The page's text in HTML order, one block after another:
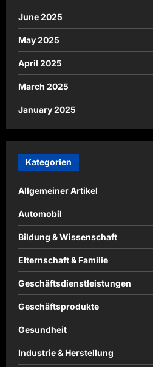
June 2025
May 2025
April 2025
March 2025
January 2025
Kategorien
Allgemeiner Artikel
Automobil
Bildung & Wissenschaft
Elternschaft & Familie
Geschäftsdienstleistungen
Geschäftsprodukte
Gesundheit
Industrie & Herstellung